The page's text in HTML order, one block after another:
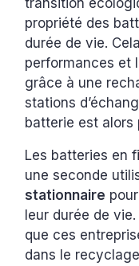
transition
propriété des
durée de vie.
performances et
grâce à une
stations
batterie est alors
Les batteries en
une seconde
stationnaire
leur durée de
que ces
dans le